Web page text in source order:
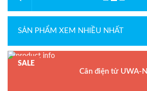
SẢN PHẨM XEM NHIỀU NHẤT
SALE
Cân điện tử UWA-N